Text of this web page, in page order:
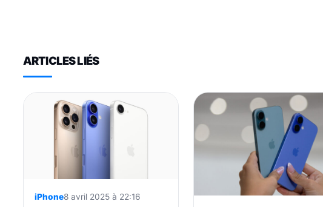
ARTICLES LIÉS
iPhone8 avril 2025 à 22:16